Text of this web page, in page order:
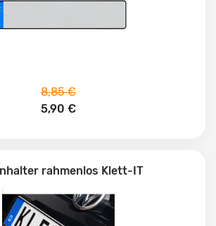
8,85 €
5,90 €
rahmenlos Klett-IT